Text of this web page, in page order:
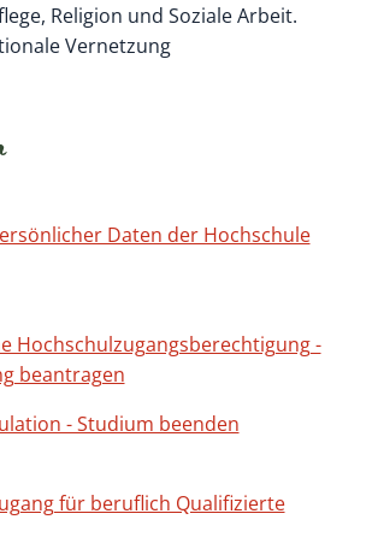
Religion und Soziale Arbeit.
Vernetzung
Daten der Hochschule
Hochschulzugangsberechtigung -
beantragen
- Studium beenden
für beruflich Qualifizierte